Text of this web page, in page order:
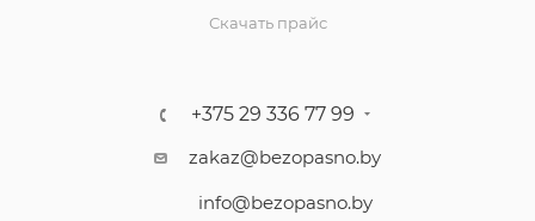
Скачать прайс
+375 29 336 77 99
zakaz@bezopasno.by
info@bezopasno.by